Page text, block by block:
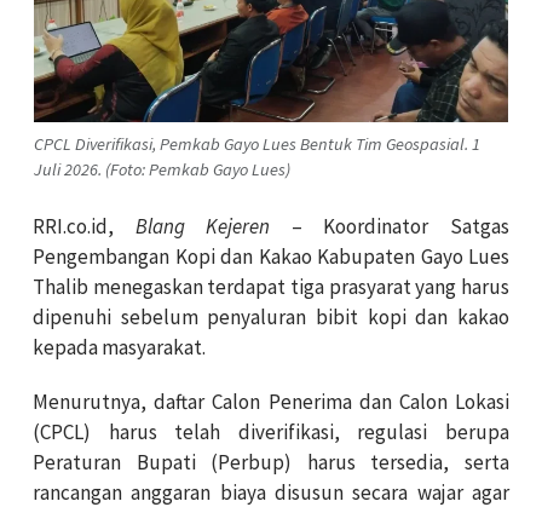
CPCL Diverifikasi, Pemkab Gayo Lues Bentuk Tim Geospasial. 1
Juli 2026. (Foto: Pemkab Gayo Lues)
RRI.co.id, Blang Kejeren – Koordinator Satgas
Pengembangan Kopi dan Kakao Kabupaten Gayo Lues
Thalib menegaskan terdapat tiga prasyarat yang harus
dipenuhi sebelum penyaluran bibit kopi dan kakao
kepada masyarakat.
Menurutnya, daftar Calon Penerima dan Calon Lokasi
(CPCL) harus telah diverifikasi, regulasi berupa
Peraturan Bupati (Perbup) harus tersedia, serta
rancangan anggaran biaya disusun secara wajar agar